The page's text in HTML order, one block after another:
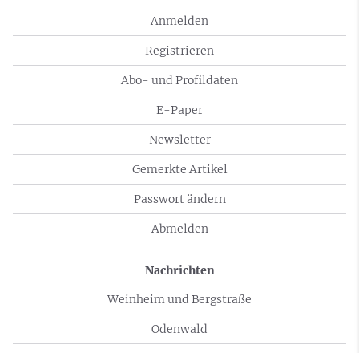
Anmelden
Registrieren
Abo- und Profildaten
E-Paper
Newsletter
Gemerkte Artikel
Passwort ändern
Abmelden
Nachrichten
Weinheim und Bergstraße
Odenwald